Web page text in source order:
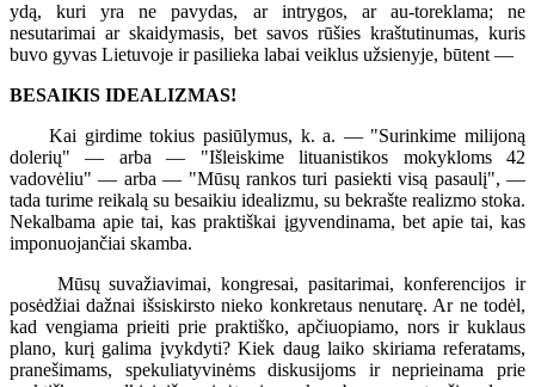
ydą, kuri yra ne pavydas, ar intrygos, ar au-toreklama; ne
nesutarimai ar skaidymasis, bet savos rūšies kraštutinumas, kuris
buvo gyvas Lietuvoje ir pasilieka labai veiklus užsienyje, būtent —
BESAIKIS IDEALIZMAS!
Kai girdime tokius pasiūlymus, k. a. — "Surinkime milijoną
dolerių" — arba — "Išleiskime lituanistikos mokykloms 42
vadovėliu" — arba — "Mūsų rankos turi pasiekti visą pasaulį", —
tada turime reikalą su besaikiu idealizmu, su bekrašte realizmo stoka.
Nekalbama apie tai, kas praktiškai įgyvendinama, bet apie tai, kas
imponuojančiai skamba.
Mūsų suvažiavimai, kongresai, pasitarimai, konferencijos ir
posėdžiai dažnai išsiskirsto nieko konkretaus nenutarę. Ar ne todėl,
kad vengiama prieiti prie praktiško, apčiuopiamo, nors ir kuklaus
plano, kurį galima įvykdyti? Kiek daug laiko skiriama referatams,
pranešimams, spekuliatyvinėms diskusijoms ir neprieinama prie